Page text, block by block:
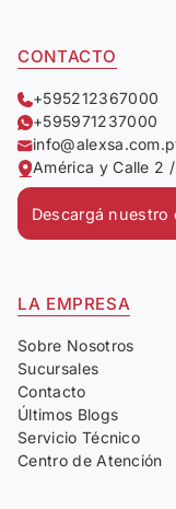
CONTACTO
+595212367000
+595971237000
América y Calle 2
Descargá nuestro
LA EMPRESA
Sobre Nosotros
Sucursales
Contacto
Últimos Blogs
Servicio Técnico
Centro de Atención